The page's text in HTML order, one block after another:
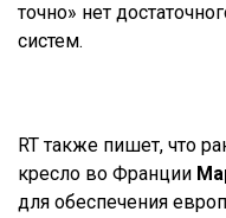
точно» нет
систем.
RT также пишет, что
кресло во Франции
для обеспечения